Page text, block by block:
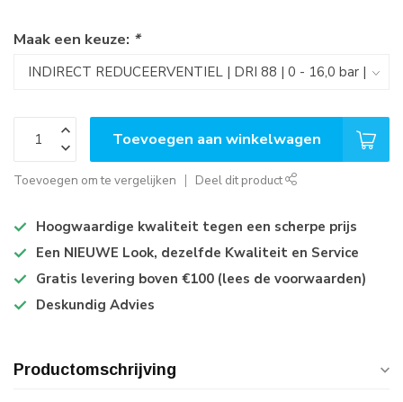
Maak een keuze: *
Toevoegen aan winkelwagen
Toevoegen om te vergelijken Deel dit product
Hoogwaardige kwaliteit tegen een scherpe prijs
Een NIEUWE Look, dezelfde Kwaliteit en Service
Gratis levering boven €100 (lees de voorwaarden)
Deskundig Advies
Productomschrijving